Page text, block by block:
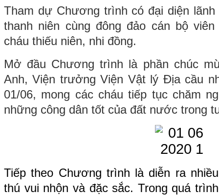
Tham dự Chương trình có đại diện lãnh
thanh niên cùng đông đảo cán bộ
cháu thiếu niên, nhi đồng.
Mở đầu Chương trình là phần chúc
Anh, Viện trưởng Viện Vật lý Địa cầu
01/06, mong các cháu tiếp tục chăm
những công dân tốt của đất nước trong
Tiếp theo Chương trình là diễn ra
thú vui nhộn và đặc sắc. Trong quá